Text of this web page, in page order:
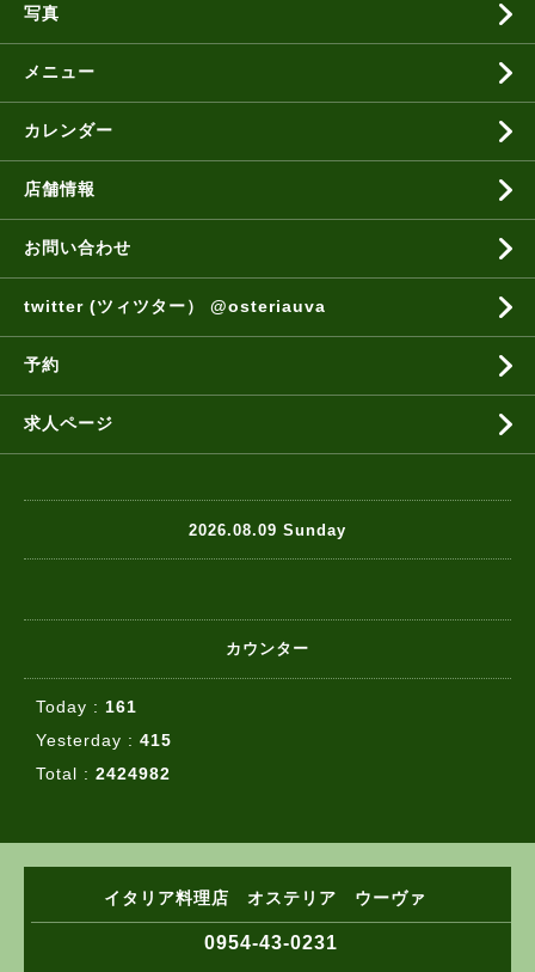
写真
メニュー
カレンダー
店舗情報
お問い合わせ
twitter (ツィツター） @osteriauva
予約
求人ページ
2026.08.09 Sunday
カウンター
Today : 161
Yesterday : 415
Total : 2424982
イタリア料理店 オステリア ウーヴァ
0954-43-0231